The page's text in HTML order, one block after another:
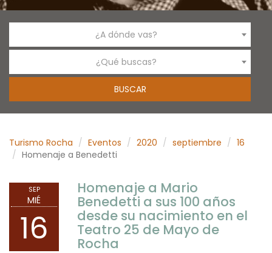
¿A dónde vas?
¿Qué buscas?
Turismo Rocha Eventos 2020 septiembre
16
Homenaje a Benedetti
SEP
MIÉ
16
Homenaje a Mario
Benedetti a sus 100 años
desde su nacimiento en el
Teatro 25 de Mayo de
Rocha